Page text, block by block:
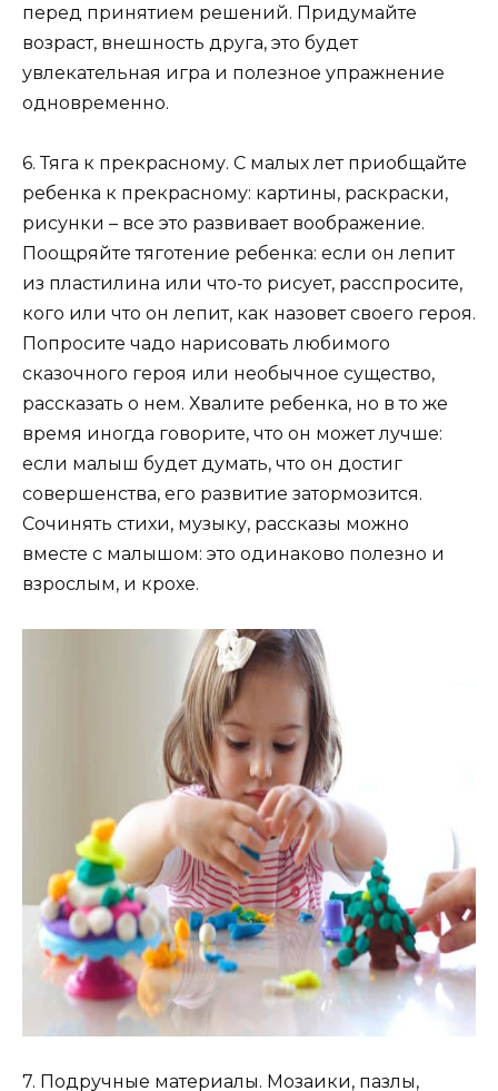
перед принятием решений. Придумайте
возраст, внешность друга, это будет
увлекательная игра и полезное упражнение
одновременно.
6. Тяга к прекрасному. С малых лет приобщайте
ребенка к прекрасному: картины, раскраски,
рисунки – все это развивает воображение.
Поощряйте тяготение ребенка: если он лепит
из пластилина или что-то рисует, расспросите,
кого или что он лепит, как назовет своего героя.
Попросите чадо нарисовать любимого
сказочного героя или необычное существо,
рассказать о нем. Хвалите ребенка, но в то же
время иногда говорите, что он может лучше:
если малыш будет думать, что он достиг
совершенства, его развитие затормозится.
Сочинять стихи, музыку, рассказы можно
вместе с малышом: это одинаково полезно и
взрослым, и крохе.
7. Подручные материалы. Мозаики, пазлы,